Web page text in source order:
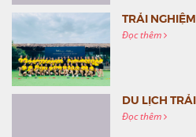
Đọc thêm
Đọc thêm